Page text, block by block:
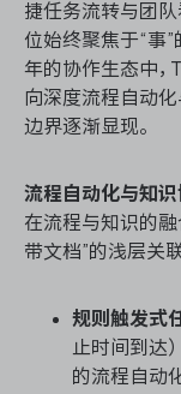
捷任务流转与团队
位始终聚焦于“事”
年的协作生态中，
向深度流程自动
边界逐渐显现。
流程自动化与知识
在流程与知识的
带文档”的浅层关
规则触发式
止时间到达
的流程自动